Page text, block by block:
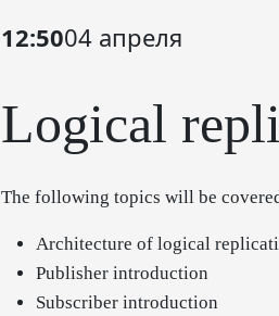
12:5004 апреля
Logical
The following topics will be
Architecture of logical
Publisher introduction
Subscriber introduction